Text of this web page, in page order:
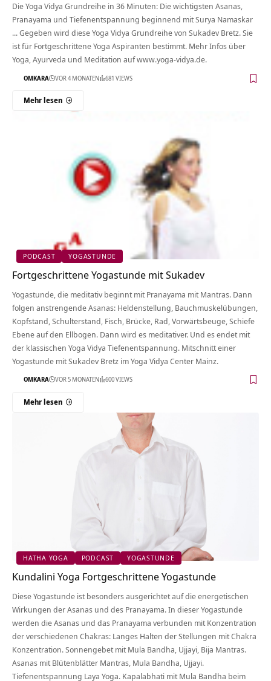
Die Yoga Vidya Grundreihe in 36 Minuten: Die wichtigsten Asanas,
Pranayama und Tiefenentspannung beginnend mit Surya Namaskar
... Gegeben wird diese Yoga Vidya Grundreihe von Sukadev Bretz. Sie
ist für Fortgeschrittene Yoga Aspiranten bestimmt. Mehr Infos über
Yoga, Ayurveda und Meditation auf www.yoga-vidya.de.
OMKARA VOR 4 MONATEN 681 VIEWS
Mehr lesen
PODCAST YOGASTUNDE
Fortgeschrittene Yogastunde mit Sukadev
Yogastunde, die meditativ beginnt mit Pranayama mit Mantras. Dann
folgen anstrengende Asanas: Heldenstellung, Bauchmuskelübungen,
Kopfstand, Schulterstand, Fisch, Brücke, Rad, Vorwärtsbeuge, Schiefe
Ebene auf den Ellbogen. Dann wird es meditativer. Und es endet mit
der klassischen Yoga Vidya Tiefenentspannung. Mitschnitt einer
Yogastunde mit Sukadev Bretz im Yoga Vidya Center Mainz.
OMKARA VOR 5 MONATEN 600 VIEWS
Mehr lesen
HATHA YOGA PODCAST YOGASTUNDE
Kundalini Yoga Fortgeschrittene Yogastunde
Diese Yogastunde ist besonders ausgerichtet auf die energetischen
Wirkungen der Asanas und des Pranayama. In dieser Yogastunde
werden die Asanas und das Pranayama verbunden mit Konzentration
der verschiedenen Chakras: Langes Halten der Stellungen mit Chakra
Konzentration. Sonnengebet mit Mula Bandha, Ujjayi, Bija Mantras.
Asanas mit Blütenblätter Mantras, Mula Bandha, Ujjayi.
Tiefenentspannung Laya Yoga. Kapalabhati mit Mula Bandha beim